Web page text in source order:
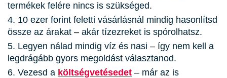
termékek felére nincs is szükséged.
10 ezer forint feletti vásárlásnál mindig hasonlítsd
össze az árakat – akár tízezreket is spórolhatsz.
Legyen nálad mindig víz és nasi – így nem kell a
legdrágább gyors megoldást választanod.
Vezesd a költségvetésedet – már az is